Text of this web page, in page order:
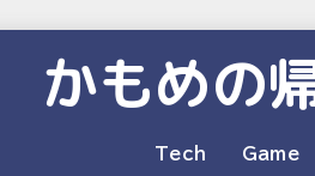
かもめの
Tech Game